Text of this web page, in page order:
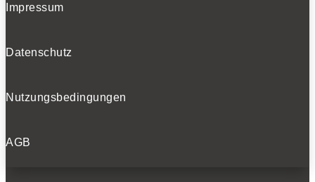
Impressum
Datenschutz
Nutzungsbedingungen
AGB